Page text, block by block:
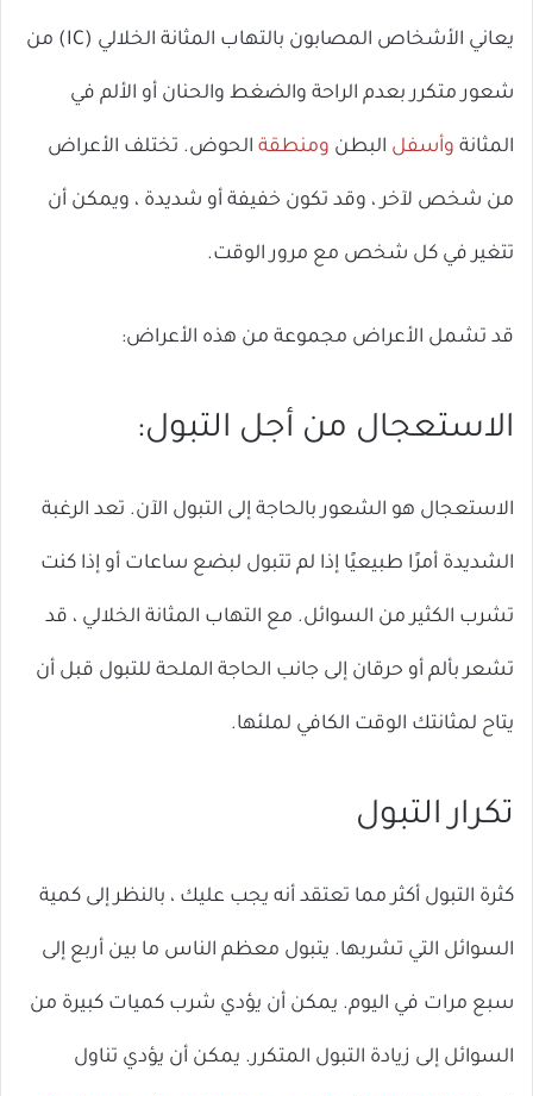
يعاني الأشخاص المصابون بالتهاب المثانة الخلالي (IC) من
شعور متكرر بعدم الراحة والضغط والحنان أو الألم في
المثانة وأسفل البطن ومنطقة الحوض. تختلف الأعراض
من شخص لآخر ، وقد تكون خفيفة أو شديدة ، ويمكن أن
تتغير في كل شخص مع مرور الوقت.
قد تشمل الأعراض مجموعة من هذه الأعراض:
الاستعجال من أجل التبول:
الاستعجال هو الشعور بالحاجة إلى التبول الآن. تعد الرغبة
الشديدة أمرًا طبيعيًا إذا لم تتبول لبضع ساعات أو إذا كنت
تشرب الكثير من السوائل. مع التهاب المثانة الخلالي ، قد
تشعر بألم أو حرقان إلى جانب الحاجة الملحة للتبول قبل أن
يتاح لمثانتك الوقت الكافي لملئها.
تكرار التبول
كثرة التبول أكثر مما تعتقد أنه يجب عليك ، بالنظر إلى كمية
السوائل التي تشربها. يتبول معظم الناس ما بين أربع إلى
سبع مرات في اليوم. يمكن أن يؤدي شرب كميات كبيرة من
السوائل إلى زيادة التبول المتكرر. يمكن أن يؤدي تناول